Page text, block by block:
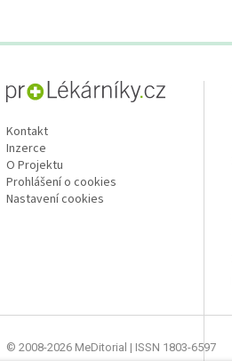
Kontakt
Inzerce
O Projektu
Prohlášení o cookies
Nastavení cookies
© 2008-2026 MeDitorial | ISSN 1803-6597